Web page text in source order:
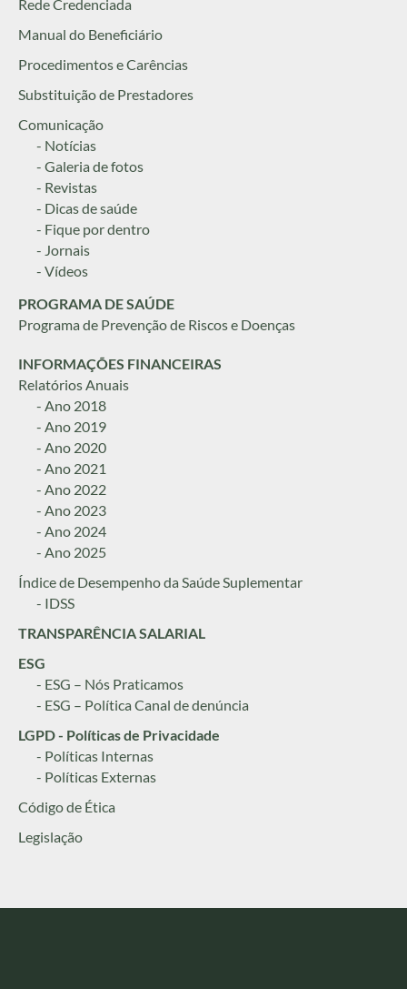
Rede Credenciada
Manual do Beneficiário
Procedimentos e Carências
Substituição de Prestadores
Comunicação
- Notícias
- Galeria de fotos
- Revistas
- Dicas de saúde
- Fique por dentro
- Jornais
- Vídeos
PROGRAMA DE SAÚDE
Programa de Prevenção de Riscos e Doenças
INFORMAÇÕES FINANCEIRAS
Relatórios Anuais
- Ano 2018
- Ano 2019
- Ano 2020
- Ano 2021
- Ano 2022
- Ano 2023
- Ano 2024
- Ano 2025
Índice de Desempenho da Saúde Suplementar
- IDSS
TRANSPARÊNCIA SALARIAL
ESG
- ESG – Nós Praticamos
- ESG – Política Canal de denúncia
LGPD - Políticas de Privacidade
- Políticas Internas
- Políticas Externas
Código de Ética
Legislação